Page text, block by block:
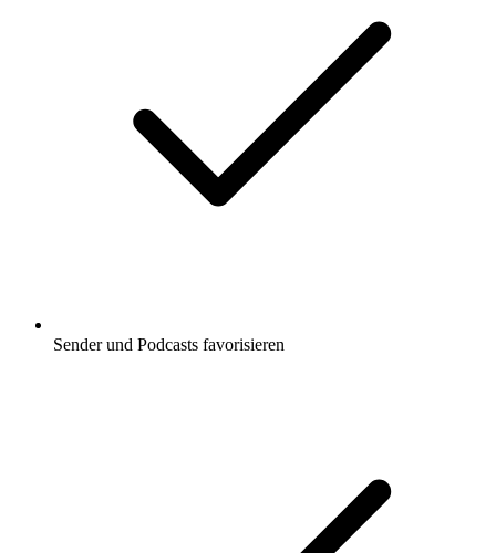
Sender und Podcasts favorisieren